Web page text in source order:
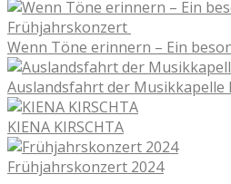
Wenn Töne erinnern – Ein
Auslandsfahrt der Musikkapelle
KIENA KIRSCHTA
Frühjahrskonzert 2024